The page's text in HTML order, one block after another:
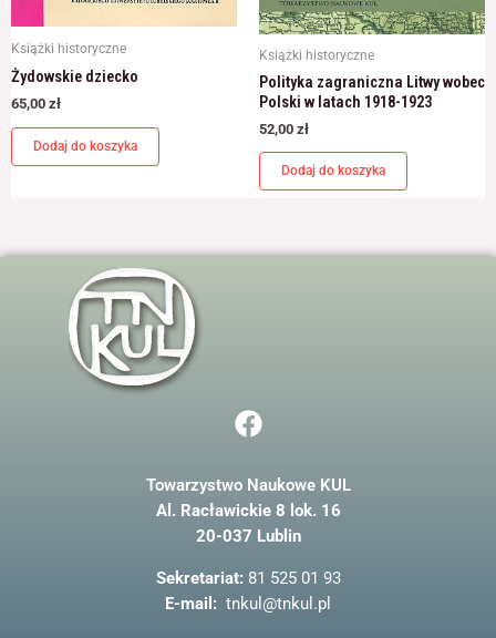
Książki historyczne
Żydowskie dziecko
65,00 zł
Dodaj do koszyka
Książki historyczne
Polityka zagraniczna Litwy wobec
Polski w latach 1918-1923
52,00 zł
Dodaj do koszyka
F
a
e
b
o
o
k
Towarzystwo Naukowe KUL
Al. Racławickie 8 lok. 16
20-037 Lublin
Sekretariat: 81 525 01 93
E-mail: tnkul@tnkul.pl